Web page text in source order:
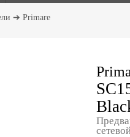
➔ Primare